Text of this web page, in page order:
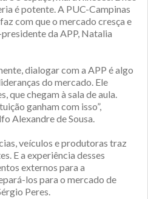
é potente. A PUC-Campinas
com que o mercado cresça e
da APP, Natalia
dialogar com a APP é algo
do mercado. Ele
que chegam à sala de aula.
ganham com isso”,
Alexandre de Sousa.
veículos e produtoras traz
E a experiência desses
externos para a
los para o mercado de
Peres.